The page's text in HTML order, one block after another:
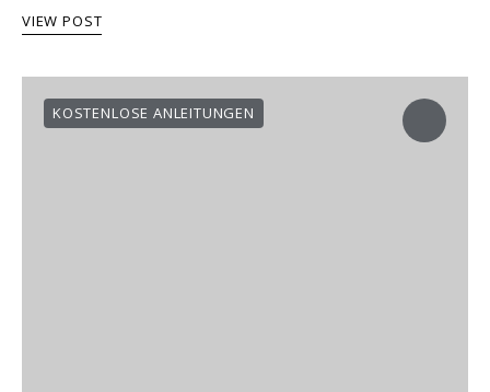
VIEW POST
KOSTENLOSE ANLEITUNGEN